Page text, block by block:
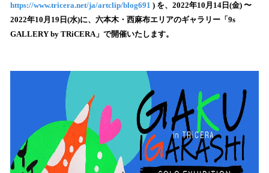
み
込
み
https://www.tricera.net/ja/artclip/blog691 ) を、2022年10月14日(金) 〜
2022年10月19日(水)に、六本木・西麻布エリアのギャラリー「9s
GALLERY by TRiCERA」で開催いたします。